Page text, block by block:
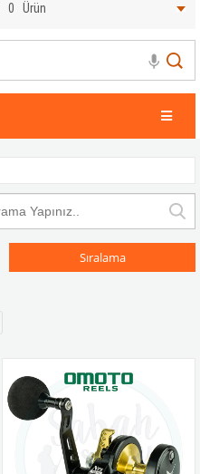
0 Ürün
Sıralama